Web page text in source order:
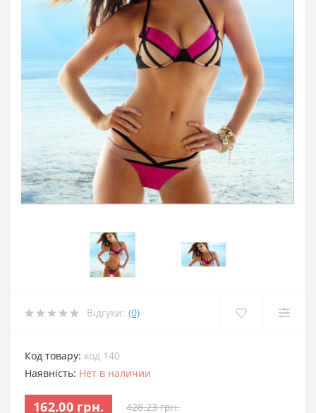
Відгуки: (0)
Код товару: код 140
Наявність: Нет в наличии
162.00 грн. 428.23 грн.